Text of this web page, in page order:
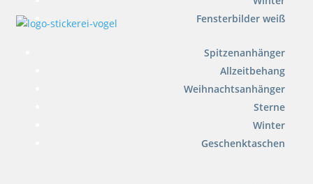
Fensterbilder weiß
Spitzenanhänger
Allzeitbehang
Weihnachtsanhänger
Sterne
Winter
Geschenktaschen